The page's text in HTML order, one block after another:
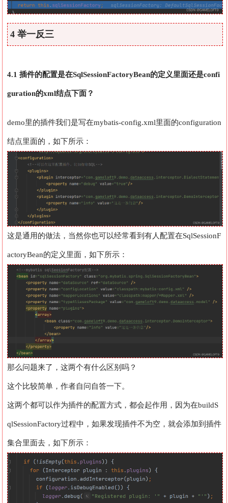
4 举一反三
4.1 插件的配置是在SqlSessionFactoryBean的定义里面还是confi
guration的xml结点下面？
demo里的插件我们是写在mybatis-config.xml里面的configuration
结点里面的，如下所示：
这是通用的做法，当然你也可以经常看到有人配置在SqlSessionF
actoryBean的定义里面，如下所示：
那么问题来了，这两个有什么区别吗？
这个比较简单，作者自问自答一下。
这两个都可以作为插件的配置方式，都会起作用，因为在buildS
qlSessionFactory过程中，如果发现插件不为空，就会添加到插件
集合里面去，如下所示：